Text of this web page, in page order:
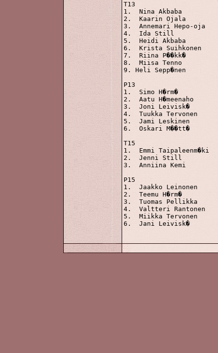
T13
1.  Nina Akbaba			1138 p
2.  Kaarin Ojala		1013
3.  Annemari Hepo-oja		 856
4.  Ida Still			 805
5.  Heidi Akbaba		 799
6.  Krista Suihkonen	 	 767
7.  Riina P��kk�		 753
8.  Miisa Tenno		  	 740
9. Heli Sepp�nen		 520
P13
1.  Simo H�rm�			1156 p
2.  Aatu H�meenaho		1153
3.  Joni Leivisk�		 775
4.  Tuukka Tervonen		 739
5.  Jami Leskinen		 685
6.  Oskari M��tt�		 551
T15
1.  Emmi Taipaleenm�ki		1048 p
2.  Jenni Still			 935
3.  Anniina Kemi		 751
P15
1.  Jaakko Leinonen		1351 p
2.  Teemu H�rm�			1309
3.  Tuomas Pellikka		1066
4.  Valtteri Rantonen		 913
5.  Miikka Tervonen		 807
6.  Jani Leivisk�		 712